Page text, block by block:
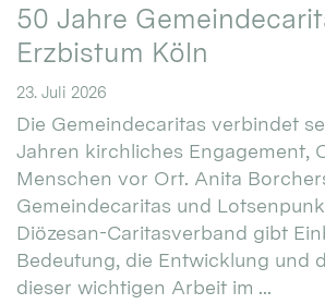
50 Jahre
Erzbistum Köln
23. Juli 2026
Die Gemeindecaritas verbindet
Jahren kirchliches Engagement,
Menschen vor Ort. Anita
Gemeindecaritas und
Diözesan-Caritasverband gibt
Bedeutung, die Entwicklung und
dieser wichtigen Arbeit im ...